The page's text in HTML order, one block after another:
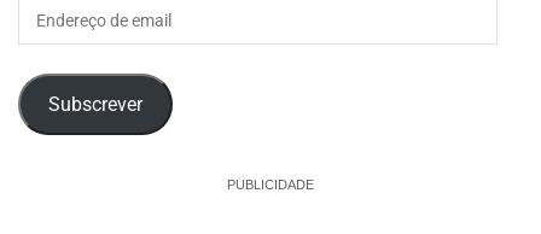
Subscrever
PUBLICIDADE